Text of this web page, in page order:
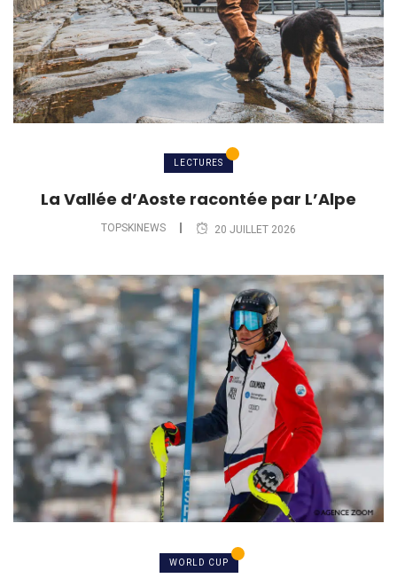
LECTURES
La Vallée d’Aoste racontée par L’Alpe
TOPSKINEWS 20 JUILLET 2026
WORLD CUP